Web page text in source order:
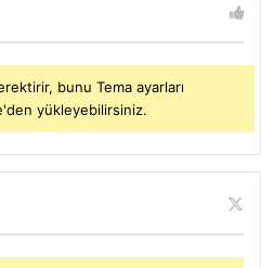
bunu Tema ayarları
yükleyebilirsiniz.